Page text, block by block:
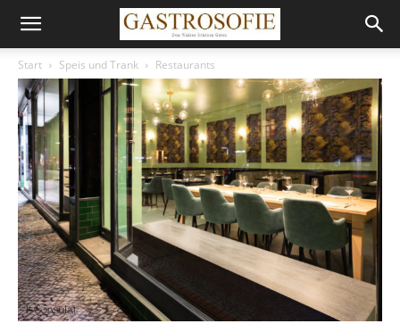
Start Speis und Trank Restaurants